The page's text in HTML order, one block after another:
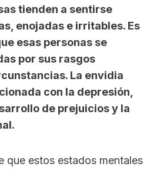
tienden a sentirse
enojadas e irritables. Es
esas personas se
por sus rasgos
La envidia
con la depresión,
de prejuicios y la
que estos estados mentales